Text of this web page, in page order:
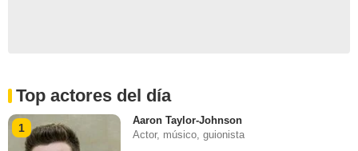
Top actores del día
1
Aaron Taylor-Johnson
Actor, músico, guionista